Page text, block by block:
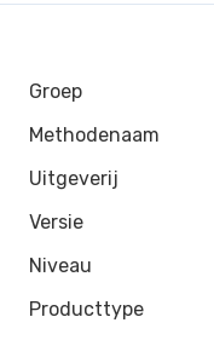
Groep
Methodenaam
Uitgeverij
Versie
Niveau
Producttype